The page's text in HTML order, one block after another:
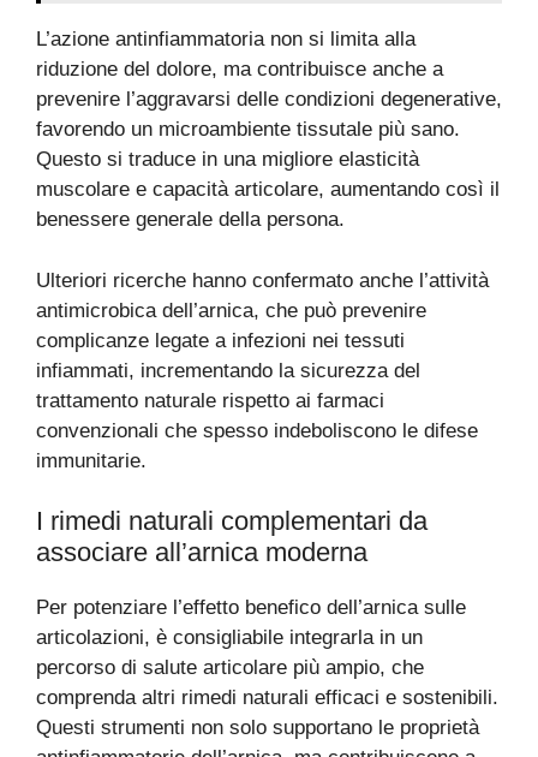
L’azione antinfiammatoria non si limita alla
riduzione del dolore, ma contribuisce anche a
prevenire l’aggravarsi delle condizioni degenerative,
favorendo un microambiente tissutale più sano.
Questo si traduce in una migliore elasticità
muscolare e capacità articolare, aumentando così il
benessere generale della persona.
Ulteriori ricerche hanno confermato anche l’attività
antimicrobica dell’arnica, che può prevenire
complicanze legate a infezioni nei tessuti
infiammati, incrementando la sicurezza del
trattamento naturale rispetto ai farmaci
convenzionali che spesso indeboliscono le difese
immunitarie.
I rimedi naturali complementari da
associare all’arnica moderna
Per potenziare l’effetto benefico dell’arnica sulle
articolazioni, è consigliabile integrarla in un
percorso di salute articolare più ampio, che
comprenda altri rimedi naturali efficaci e sostenibili.
Questi strumenti non solo supportano le proprietà